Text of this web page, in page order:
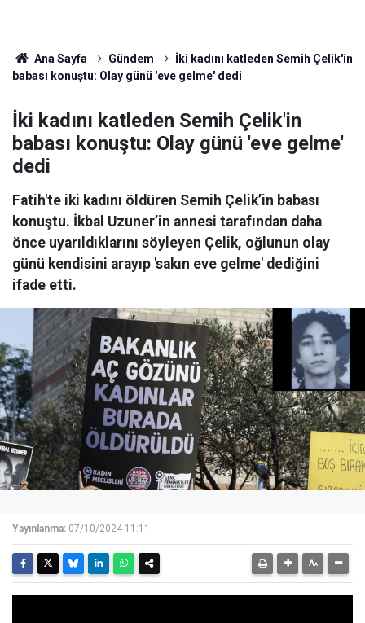
Ana Sayfa Gündem
İki kadını katleden Semih Çelik'in
babası konuştu: Olay günü 'eve gelme' dedi
İki kadını katleden Semih Çelik'in
babası konuştu: Olay günü 'eve gelme'
dedi
Fatih'te iki kadını öldüren Semih Çelik’in babası
konuştu. İkbal Uzuner’in annesi tarafından daha
önce uyarıldıklarını söyleyen Çelik, oğlunun olay
günü kendisini arayıp 'sakın eve gelme' dediğini
ifade etti.
Yayınlanma: 07/10/2024 11:11